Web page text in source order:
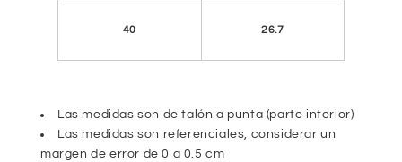
40 26.7
Las medidas son de talón a punta (parte interior)
Las medidas son referenciales, considerar un
margen de error de 0 a 0.5 cm